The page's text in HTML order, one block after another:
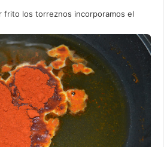
frito los torreznos incorporamos el